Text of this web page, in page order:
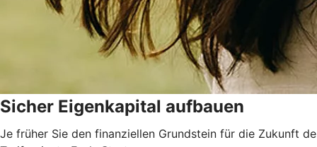
Sicher Eigenkapital aufbauen
Je früher Sie den finanziellen Grundstein für die Zukunft